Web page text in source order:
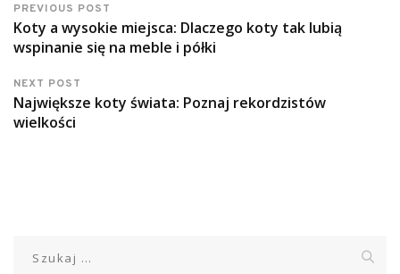
PREVIOUS POST
Koty a wysokie miejsca: Dlaczego koty tak lubią
wspinanie się na meble i półki
NEXT POST
Największe koty świata: Poznaj rekordzistów
wielkości